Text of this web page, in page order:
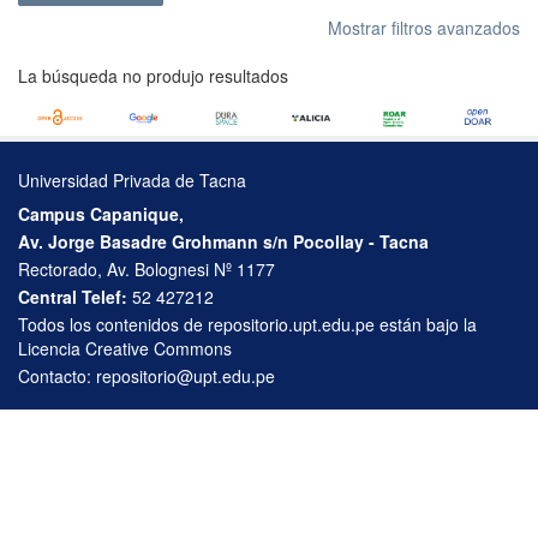
Mostrar filtros avanzados
La búsqueda no produjo resultados
Universidad Privada de Tacna
Campus Capanique,
Av. Jorge Basadre Grohmann s/n Pocollay - Tacna
Rectorado, Av. Bolognesi Nº 1177
Central Telef: 52 427212
Todos los contenidos de repositorio.upt.edu.pe están bajo la
Licencia Creative Commons
Contacto: repositorio@upt.edu.pe